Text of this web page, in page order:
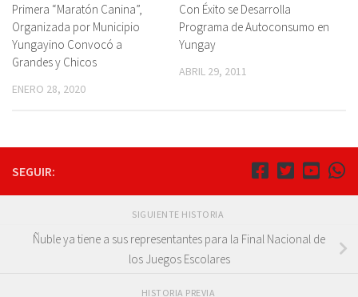
Primera “Maratón Canina”,
Organizada por Municipio
Yungayino Convocó a
Grandes y Chicos
ENERO 28, 2020
Con Éxito se Desarrolla
Programa de Autoconsumo en
Yungay
ABRIL 29, 2011
SEGUIR:
SIGUIENTE HISTORIA
Ñuble ya tiene a sus representantes para la Final Nacional de
los Juegos Escolares
HISTORIA PREVIA